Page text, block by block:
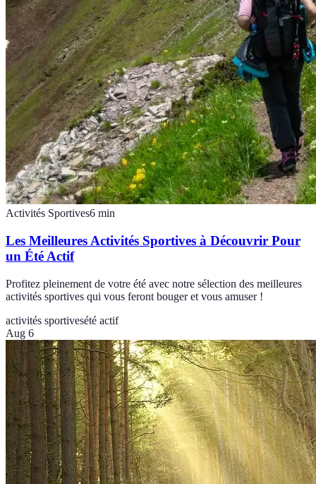
Activités Sportives6 min
Les Meilleures Activités Sportives à Découvrir Pour
un Été Actif
Profitez pleinement de votre été avec notre sélection des meilleures
activités sportives qui vous feront bouger et vous amuser !
activités sportivesété actif
Aug 6